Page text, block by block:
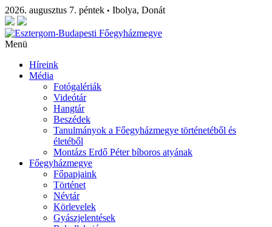
2026. augusztus 7. péntek • Ibolya, Donát
Menü
Híreink
Média
Fotógalériák
Videótár
Hangtár
Beszédek
Tanulmányok a Főegyházmegye történetéből és
életéből
Montázs Erdő Péter bíboros atyának
Főegyházmegye
Főpapjaink
Történet
Névtár
Körlevelek
Gyászjelentések